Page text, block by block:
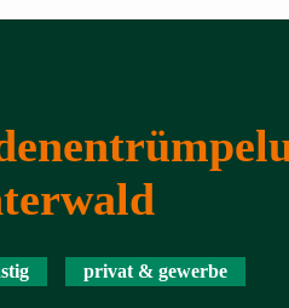
privat & gewerbe